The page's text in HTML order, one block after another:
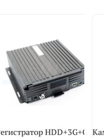
HDD+3G+GPS